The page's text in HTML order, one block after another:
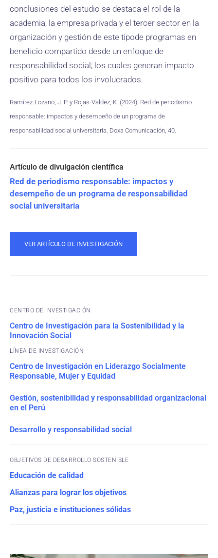
conclusiones del estudio se destaca el rol de la
academia, la empresa privada y el tercer sector en la
organización y gestión de este tipode programas en
beneficio compartido desde un enfoque de
responsabilidad social; los cuales generan impacto
positivo para todos los involucrados.
Ramírez-Lozano, J. P. y Rojas-Valdez, K. (2024). Red de periodismo
responsable: impactos y desempeño de un programa de
responsabilidad social universitaria. Doxa Comunicación, 40.
Red de periodismo responsable: impactos y
desempeño de un programa de responsabilidad
social universitaria
VER ARTÍCULO DE INVESTIGACIÓN
CENTRO DE INVESTIGACIÓN
Centro de Investigación para la Sostenibilidad y la
Innovación Social
Centro de Investigación en Liderazgo Socialmente
Responsable, Mujer y Equidad
Gestión, sostenibilidad y responsabilidad organizacional
en el Perú
Desarrollo y responsabilidad social
OBJETIVOS DE DESARROLLO SOSTENIBLE
Educación de calidad
Alianzas para lograr los objetivos
Paz, justicia e instituciones sólidas